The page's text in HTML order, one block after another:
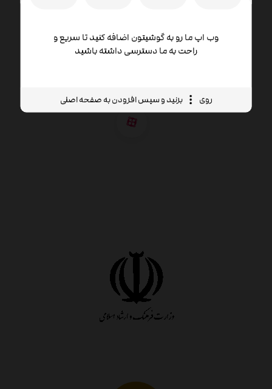
وب اپ ما رو به گوشیتون اضافه کنید تا سریع و
راحت به ما دسترسی داشته باشید
روی بزنید و سپس افزودن به صفحه اصلی
نویسندگی از جمله کد استاندارد و نرم افزار اختصاصی ،
طراحی تجربه کاربر است.